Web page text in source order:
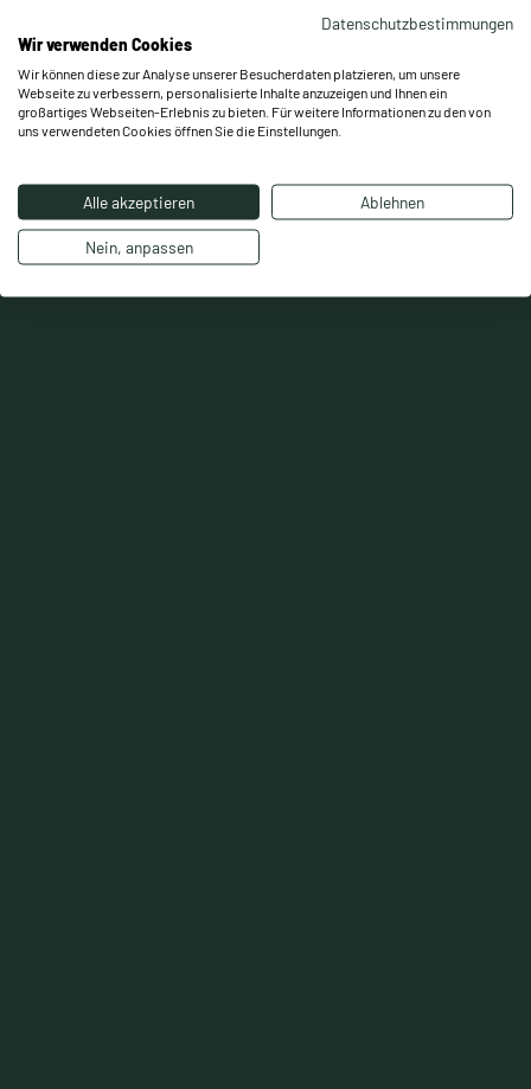
Rumpf- & Beckenstabilität:
Anpassung statt Stillstand:
Datenschutzbestimmungen
Wir verwenden Cookies
Wir können diese zur Analyse unserer Besucherdaten platzieren, um unsere
Webseite zu verbessern, personalisierte Inhalte anzuzeigen und Ihnen ein
großartiges Webseiten-Erlebnis zu bieten. Für weitere Informationen zu den von
uns verwendeten Cookies öffnen Sie die Einstellungen.
Alle akzeptieren Ablehnen
Nein, anpassen